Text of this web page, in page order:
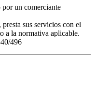
por un comerciante
sus servicios con el
a la normativa aplicable.
496